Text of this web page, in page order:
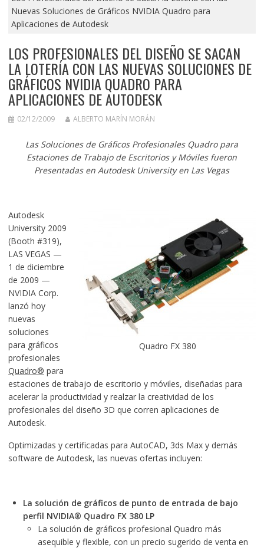
Nuevas Soluciones de Gráficos NVIDIA Quadro para
Aplicaciones de Autodesk
LOS PROFESIONALES DEL DISEÑO SE SACAN
LA LOTERÍA CON LAS NUEVAS SOLUCIONES DE
GRÁFICOS NVIDIA QUADRO PARA
APLICACIONES DE AUTODESK
02/12/2009 ALBERTO MARÍN MORÁN
Las Soluciones de Gráficos Profesionales Quadro para
Estaciones de Trabajo de Escritorios y Móviles fueron
Presentadas en Autodesk University en Las Vegas
Quadro FX 380
Autodesk
University 2009
(Booth #319),
LAS VEGAS —
1 de diciembre
de 2009 —
NVIDIA Corp.
lanzó hoy
nuevas
soluciones
para gráficos
profesionales
Quadro® para
estaciones de trabajo de escritorio y móviles, diseñadas para
acelerar la productividad y realzar la creatividad de los
profesionales del diseño 3D que corren aplicaciones de
Autodesk.
Optimizadas y certificadas para AutoCAD, 3ds Max y demás
software de Autodesk, las nuevas ofertas incluyen:
La solución de gráficos de punto de entrada de bajo
perfil NVIDIA® Quadro FX 380 LP
La solución de gráficos profesional Quadro más
asequible y flexible, con un precio sugerido de venta en